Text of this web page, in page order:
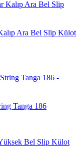
Ara Bel Slip Külot
Tanga 186